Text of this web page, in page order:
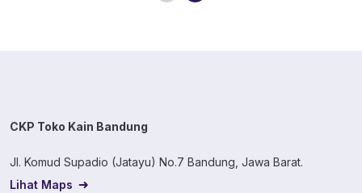
CKP Toko Kain Bandung
Jl. Komud Supadio (Jatayu) No.7 Bandung, Jawa Barat.
Lihat Maps